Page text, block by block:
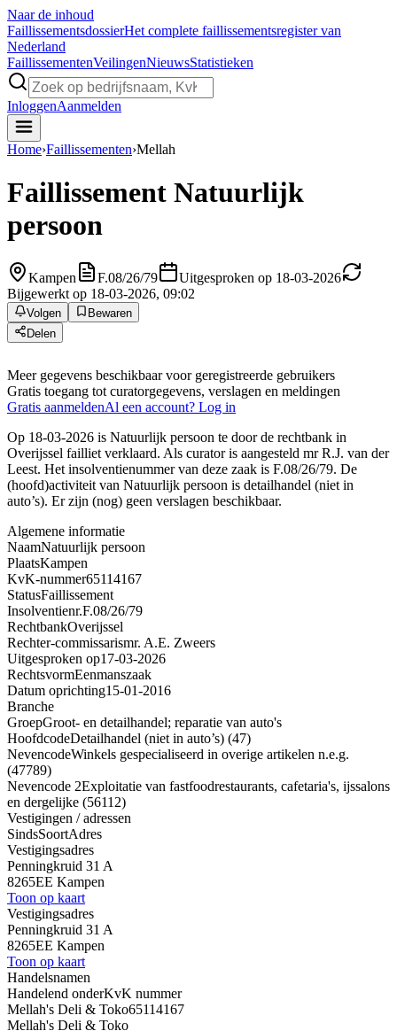
Naar de inhoud
FaillissementsdossierHet complete faillissementsregister van
Nederland
FaillissementenVeilingenNieuwsStatistieken
InloggenAanmelden
Home›Faillissementen›Mellah
Faillissement Natuurlijk
persoon
Kampen F.08/26/79
Uitgesproken op 18-03-2026
Bijgewerkt op 18-03-2026, 09:02
Volgen
Bewaren
Delen
Meer gegevens beschikbaar voor geregistreerde gebruikers
Gratis toegang tot curatorgegevens, verslagen en meldingen
Gratis aanmeldenAl een account? Log in
Op 18-03-2026 is Natuurlijk persoon te door de rechtbank in
Overijssel failliet verklaard. Als curator is aangesteld mr R.J. van der
Leest. Het insolventienummer van deze zaak is F.08/26/79. De
(hoofd)activiteit van Natuurlijk persoon is detailhandel (niet in
auto’s). Er zijn (nog) geen verslagen beschikbaar.
Algemene informatie
NaamNatuurlijk persoon
PlaatsKampen
KvK-nummer65114167
StatusFaillissement
Insolventienr.F.08/26/79
RechtbankOverijssel
Rechter-commissarismr. A.E. Zweers
Uitgesproken op17-03-2026
RechtsvormEenmanszaak
Datum oprichting15-01-2016
Branche
GroepGroot- en detailhandel; reparatie van auto's
HoofdcodeDetailhandel (niet in auto’s) (47)
NevencodeWinkels gespecialiseerd in overige artikelen n.e.g.
(47789)
Nevencode 2Exploitatie van fastfoodrestaurants, cafetaria's, ijssalons
en dergelijke (56112)
Vestigingen / adressen
SindsSoortAdres
Vestigingsadres
Penningkruid 31 A
8265EE Kampen
Toon op kaart
Vestigingsadres
Penningkruid 31 A
8265EE Kampen
Toon op kaart
Handelsnamen
Handelend onderKvK nummer
Mellah's Deli & Toko65114167
Mellah's Deli & Toko